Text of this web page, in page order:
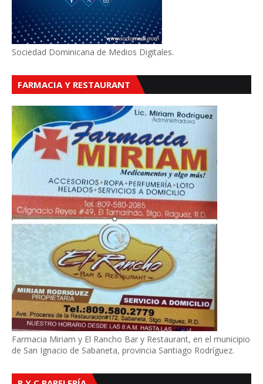
Sociedad Dominicana de Medios Digitales.
FARMACIA Y RESTAURANT
Farmacia Miriam y El Rancho Bar y Restaurant, en el municipio
de San Ignacio de Sabaneta, provincia Santiago Rodríguez.